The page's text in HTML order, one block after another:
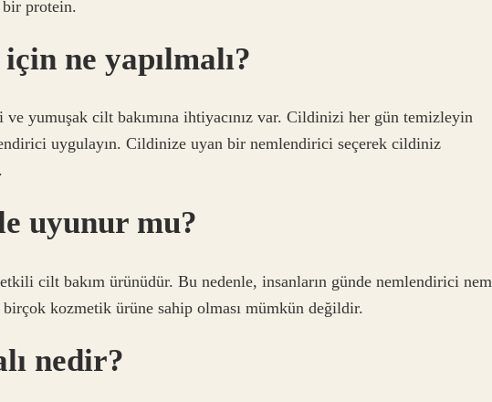
bir protein.
ne yapılmalı?
yumuşak cilt bakımına ihtiyacınız var. Cildinizi her gün temizleyin
uygulayın. Cildinize uyan bir nemlendirici seçerek cildiniz
uyunur mu?
cilt bakım ürünüdür. Bu nedenle, insanların günde nemlendirici nem
kozmetik ürüne sahip olması mümkün değildir.
nedir?